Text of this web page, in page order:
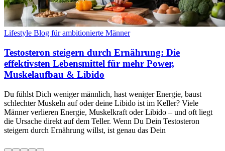
Lifestyle Blog für ambitionierte Männer
Testosteron steigern durch Ernährung: Die
effektivsten Lebensmittel für mehr Power,
Muskelaufbau & Libido
Du fühlst Dich weniger männlich, hast weniger Energie, baust
schlechter Muskeln auf oder deine Libido ist im Keller? Viele
Männer verlieren Energie, Muskelkraft oder Libido – und oft liegt
die Ursache direkt auf dem Teller. Wenn Du Dein Testosteron
steigern durch Ernährung willst, ist genau das Dein